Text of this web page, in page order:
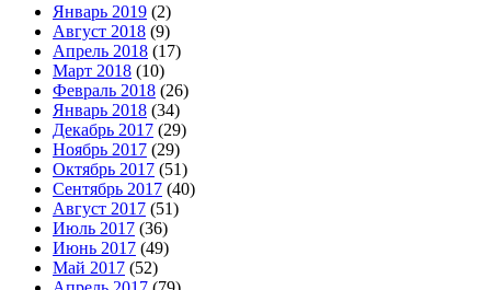
Январь 2019 (2)
Август 2018 (9)
Апрель 2018 (17)
Март 2018 (10)
Февраль 2018 (26)
Январь 2018 (34)
Декабрь 2017 (29)
Ноябрь 2017 (29)
Октябрь 2017 (51)
Сентябрь 2017 (40)
Август 2017 (51)
Июль 2017 (36)
Июнь 2017 (49)
Май 2017 (52)